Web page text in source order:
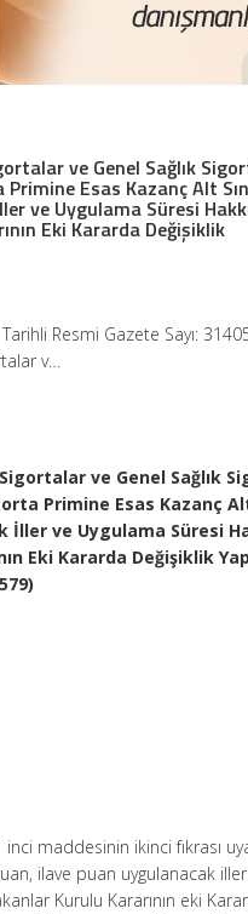
ve Genel Sağlık
Esas Kazanç Alt
ve Uygulama Süresi
Eki Kararda Değişiklik
Resmi Gazete Sayı:
v…
ve Genel Sağlık
Primine Esas Kazanç Alt
İller ve Uygulama Süresi
Eki Kararda Değişiklik
maddesinin ikinci fıkrası
ilave puan uygulanacak
Kurulu Kararının eki